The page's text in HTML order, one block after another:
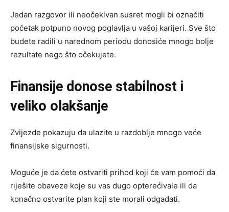
Jedan razgovor ili neočekivan susret mogli bi označiti
početak potpuno novog poglavlja u vašoj karijeri. Sve što
budete radili u narednom periodu donosiće mnogo bolje
rezultate nego što očekujete.
Finansije donose stabilnost i
veliko olakšanje
Zvijezde pokazuju da ulazite u razdoblje mnogo veće
finansijske sigurnosti.
Moguće je da ćete ostvariti prihod koji će vam pomoći da
riješite obaveze koje su vas dugo opterećivale ili da
konačno ostvarite plan koji ste morali odgađati.